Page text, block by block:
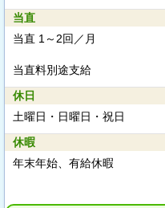
当直
当直 1～2回／月
当直料別途支給
休日
土曜日・日曜日・祝日
休暇
年末年始、有給休暇